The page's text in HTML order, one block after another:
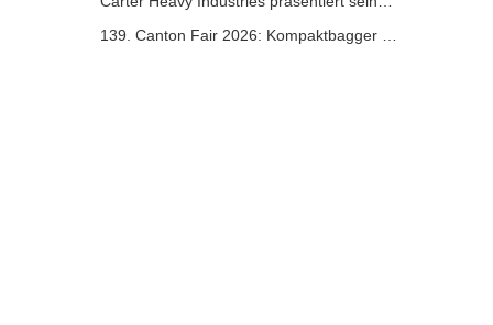
139. Canton Fair 2026: Kompaktbagger von Carter Heavy Industry am Stand 12.0B35